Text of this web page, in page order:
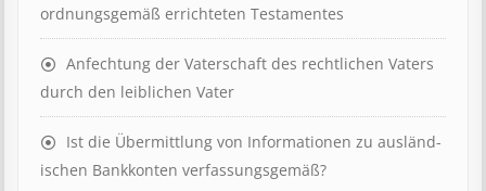
ord­nungs­ge­mäß er­richt­et­en Test­ament­es
Anfechtung der Vaterschaft des rechtlichen Vaters
durch den leiblichen Vater
Ist die Über­mitt­lung von In­for­mat­ion­en zu aus­länd­
isch­en Bank­kont­en ver­fass­ungs­ge­mäß?